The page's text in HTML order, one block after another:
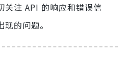
关注 API 的响应和错误信
的问题。